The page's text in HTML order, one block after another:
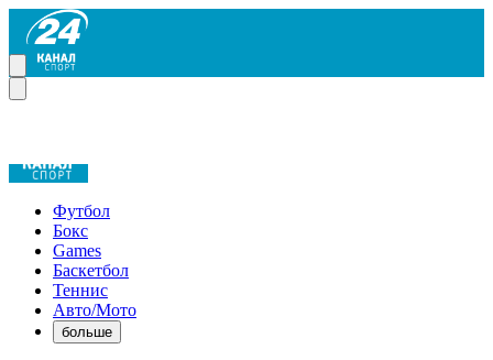
Футбол
Бокс
Games
Баскетбол
Теннис
Авто/Мото
больше